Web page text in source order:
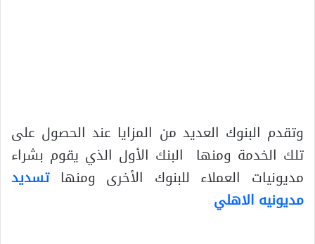
وتقدم البنوك العديد من المزايا عند الحصول على
تلك الخدمة ومنها البنك الأول الذي يقوم بشراء
مديونيات العملاء للبنوك الأخرى ومنهاتسديد
مديونيه الاهلي